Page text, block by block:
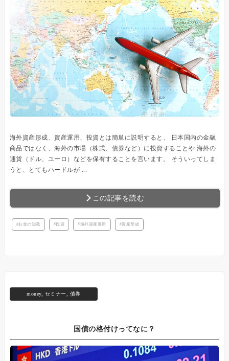
海外資産形成、資産運用、投資とは簡単に説明すると、 日本国内の金融
商品ではなく、海外の市場（株式、債券など）に投資することや 海外の
通貨（ドル、ユーロ）などを保有することを言います。 そういってしま
うと、とてもハードルが ...
この記事を読む
お金の知識 投資 海外資産運用 資産形成
money, セミナー 債券
国債の格付けってなに？